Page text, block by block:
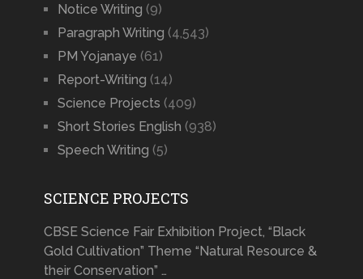
Notice Writing (9)
Paragraph Writing (4,543)
PM Yojanaye (61)
Report-Writing (14)
Science Projects (409)
Short Stories English (938)
Speech Writing (5)
SCIENCE PROJECTS
CBSE Science Fair Exhibition Project, “Black
Gold Cultivation” Theme “Natural Resource &
their Conservation” …